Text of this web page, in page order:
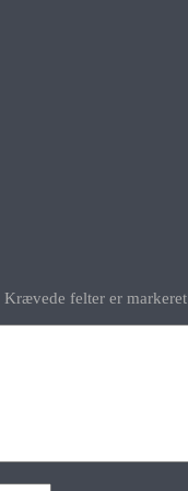
Krævede felter er